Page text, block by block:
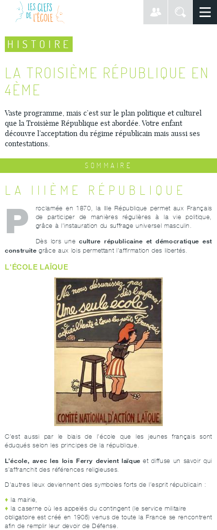
HISTOIRE
LA TROISIÈME RÉPUBLIQUE EN
4ÈME
Vaste programme, mais c’est sur le plan politique et culturel
que la Troisième République est abordée. Votre enfant
découvre l’acceptation du régime républicain mais aussi ses
contestations.
SOMMAIRE
LA IIIÈME RÉPUBLIQUE
P
roclamée en 1870, la IIIe République permet aux Français
de participer de manières régulières à la vie politique,
grâce à l’instauration du suffrage universel masculin.
Dès lors uneculture républicaine et démocratique est
construite grâce aux lois permettant l’affirmation des libertés.
L'ÉCOLE LAÏQUE
C’est aussi par le biais de l’école que les jeunes français sont
éduqués selon les principes de la république.
L’école, avec les lois Ferry devient laïque et diffuse un savoir qui
s’affranchit des références religieuses.
D’autres lieux deviennent des symboles forts de l’esprit républicain :
la mairie,
la caserne où les appelés du contingent (le service militaire
obligatoire est créé en 1905) venus de toute la France se rencontrent
afin de remplir leur devoir de Défense.